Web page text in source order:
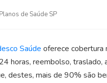
Planos de Saúde SP
Saúde oferece cobertura
horas, reembolso,
destes, mais de 90% são